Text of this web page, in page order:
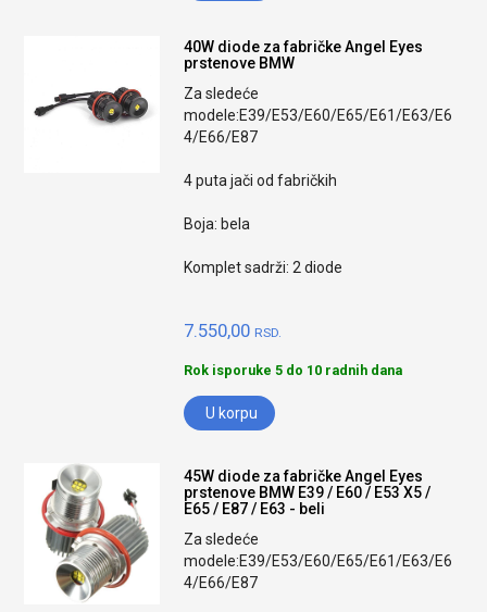
40W diode za fabričke Angel Eyes
prstenove BMW
Za sledeće
modele:E39/E53/E60/E65/E61/E63/E6
4/E66/E87
4 puta jači od fabričkih
Boja: bela
Komplet sadrži: 2 diode
7.550,00 RSD.
Rok isporuke 5 do 10 radnih dana
U korpu
45W diode za fabričke Angel Eyes
prstenove BMW E39 / E60 / E53 X5 /
E65 / E87 / E63 - beli
Za sledeće
modele:E39/E53/E60/E65/E61/E63/E6
4/E66/E87